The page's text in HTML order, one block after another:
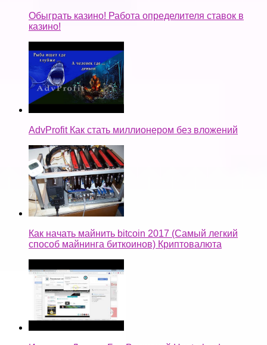
Обыграть казино! Работа определителя ставок в
казино!
AdvProfit Как стать миллионером без вложений
Как начать майнить bitcoin 2017 (Самый легкий
способ майнинга биткоинов) Криптовалюта